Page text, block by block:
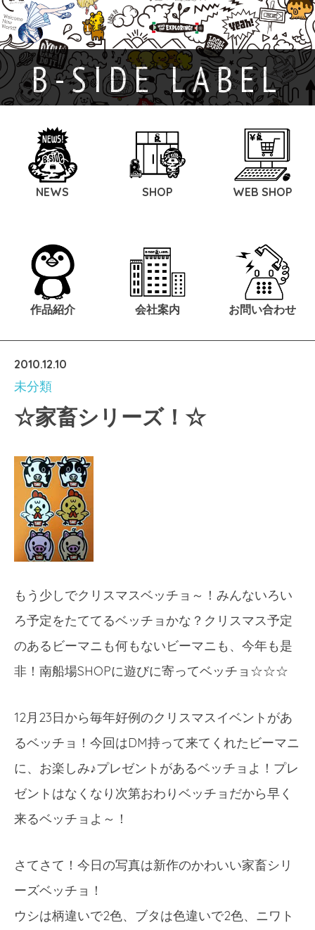
B-SIDE LABEL
NEWS SHOP WEB SHOP
作品紹介 会社案内 お問い合わせ
2010.12.10
未分類
☆家畜シリーズ！☆
もう少しでクリスマスベッチョ～！みんないろい
ろ予定をたててるベッチョかな？クリスマス予定
のあるビーマニも何もないビーマニも、今年も是
非！南船場SHOPに遊びに寄ってベッチョ☆☆☆
12月23日から毎年好例のクリスマスイベントがあ
るベッチョ！今回はDM持って来てくれたビーマニ
に、お楽しみ♪プレゼントがあるベッチョよ！プレ
ゼントはなくなり次第おわりベッチョだから早く
来るベッチョよ～！
さてさて！今日の写真は新作のかわいい家畜シリ
ーズベッチョ！
ウシは柄違いで2色、ブタは色違いで2色、ニワト